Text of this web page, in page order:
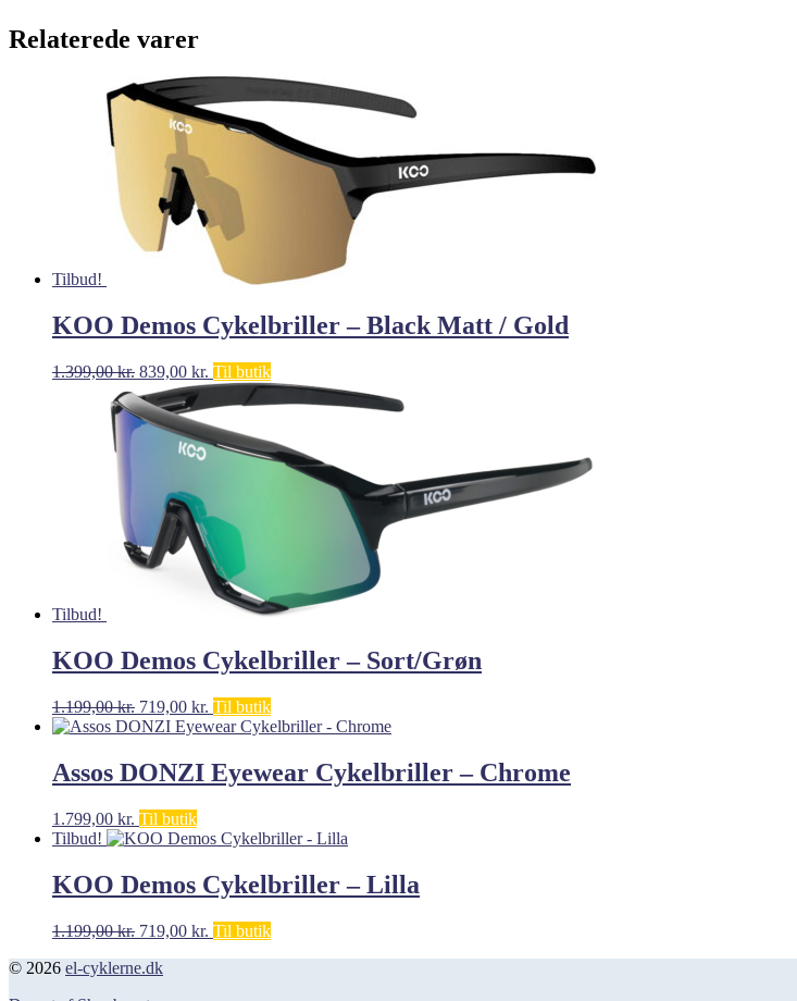
Relaterede varer
Tilbud!
KOO Demos Cykelbriller – Black Matt / Gold
1.399,00kr. Den
oprindelige
pris
var:
1.399,00 kr..
839,00 kr. Den
aktuelle
pris
er:
839,00 kr..
Til butik
Tilbud!
KOO Demos Cykelbriller – Sort/Grøn
1.199,00kr. Den
oprindelige
var:
1.199,00 kr..
719,00 kr. Den
aktuelle
er:
719,00 kr..
Til butik
Assos DONZI Eyewear Cykelbriller – Chrome
1.799,00 kr. Til butik
Tilbud!
KOO Demos Cykelbriller – Lilla
1.199,00kr. Den
pris
719,00 kr. Den
Til butik
© 2026 el-cyklerne.dk